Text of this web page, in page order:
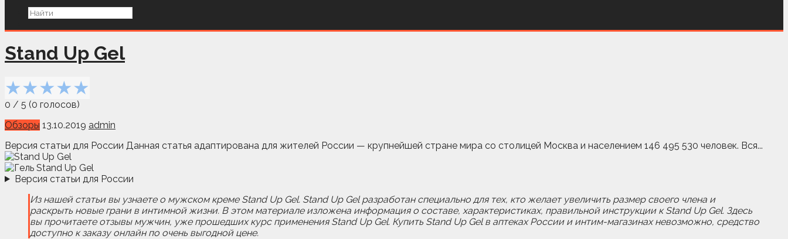
Stand Up Gel
★★★★★
0 / 5 (0 голосов)
Обзоры 13.10.2019 admin
Версия статьи для России Данная статья адаптирована для жителей России — крупнейшей стране мира со столицей Москва и населением 146 495 530 человек. Вся...
Версия статьи для России
Из нашей статьи вы узнаете о мужском креме Stand Up Gel. Stand Up Gel разработан специально для тех, кто желает увеличить размер своего члена и
раскрыть новые грани в интимной жизни. В этом материале изложена информация о составе, характеристиках, правильной инструкции к Stand Up Gel. Здесь
вы прочитаете отзывы мужчин, уже прошедших курс применения Stand Up Gel. Купить Stand Up Gel в аптеках России и интим-магазинах невозможно, средство
доступно к заказу онлайн по очень выгодной цене.